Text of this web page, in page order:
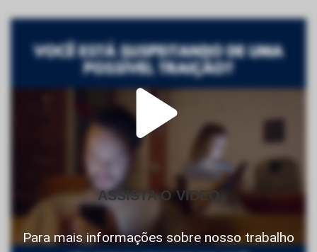
ASSISTA O VIDEO
Para mais informações sobre nosso trabalho